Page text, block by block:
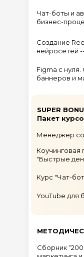
Чат-боты и
бизнес-
Создание
нейросетей
Figma c нуля.
баннеров и
SUPER
Пакет
Менеджер
Коучинговая
"Быстрые
Курс "Чат-
YouTube для
Сборник